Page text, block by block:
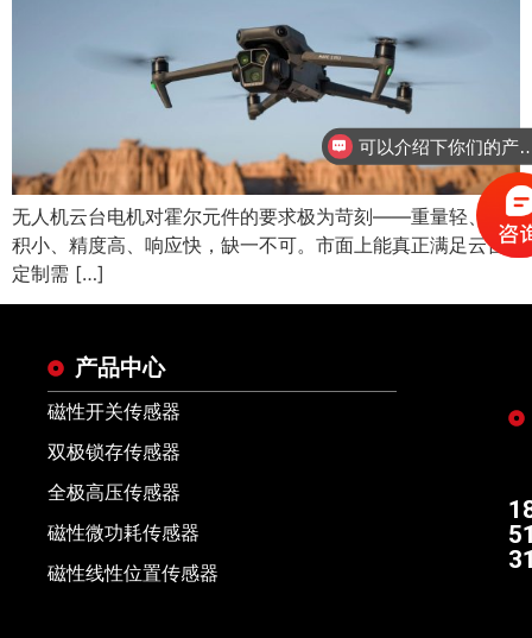
无人机云台电机对霍尔元件的要求极为苛刻——重量轻、体
积小、精度高、响应快，缺一不可。市面上能真正满足云台
定制需 […]
产品中心
磁性开关传感器
双极锁存传感器
全极高压传感器
磁性微功耗传感器
磁性线性位置传感器
可以介绍下你